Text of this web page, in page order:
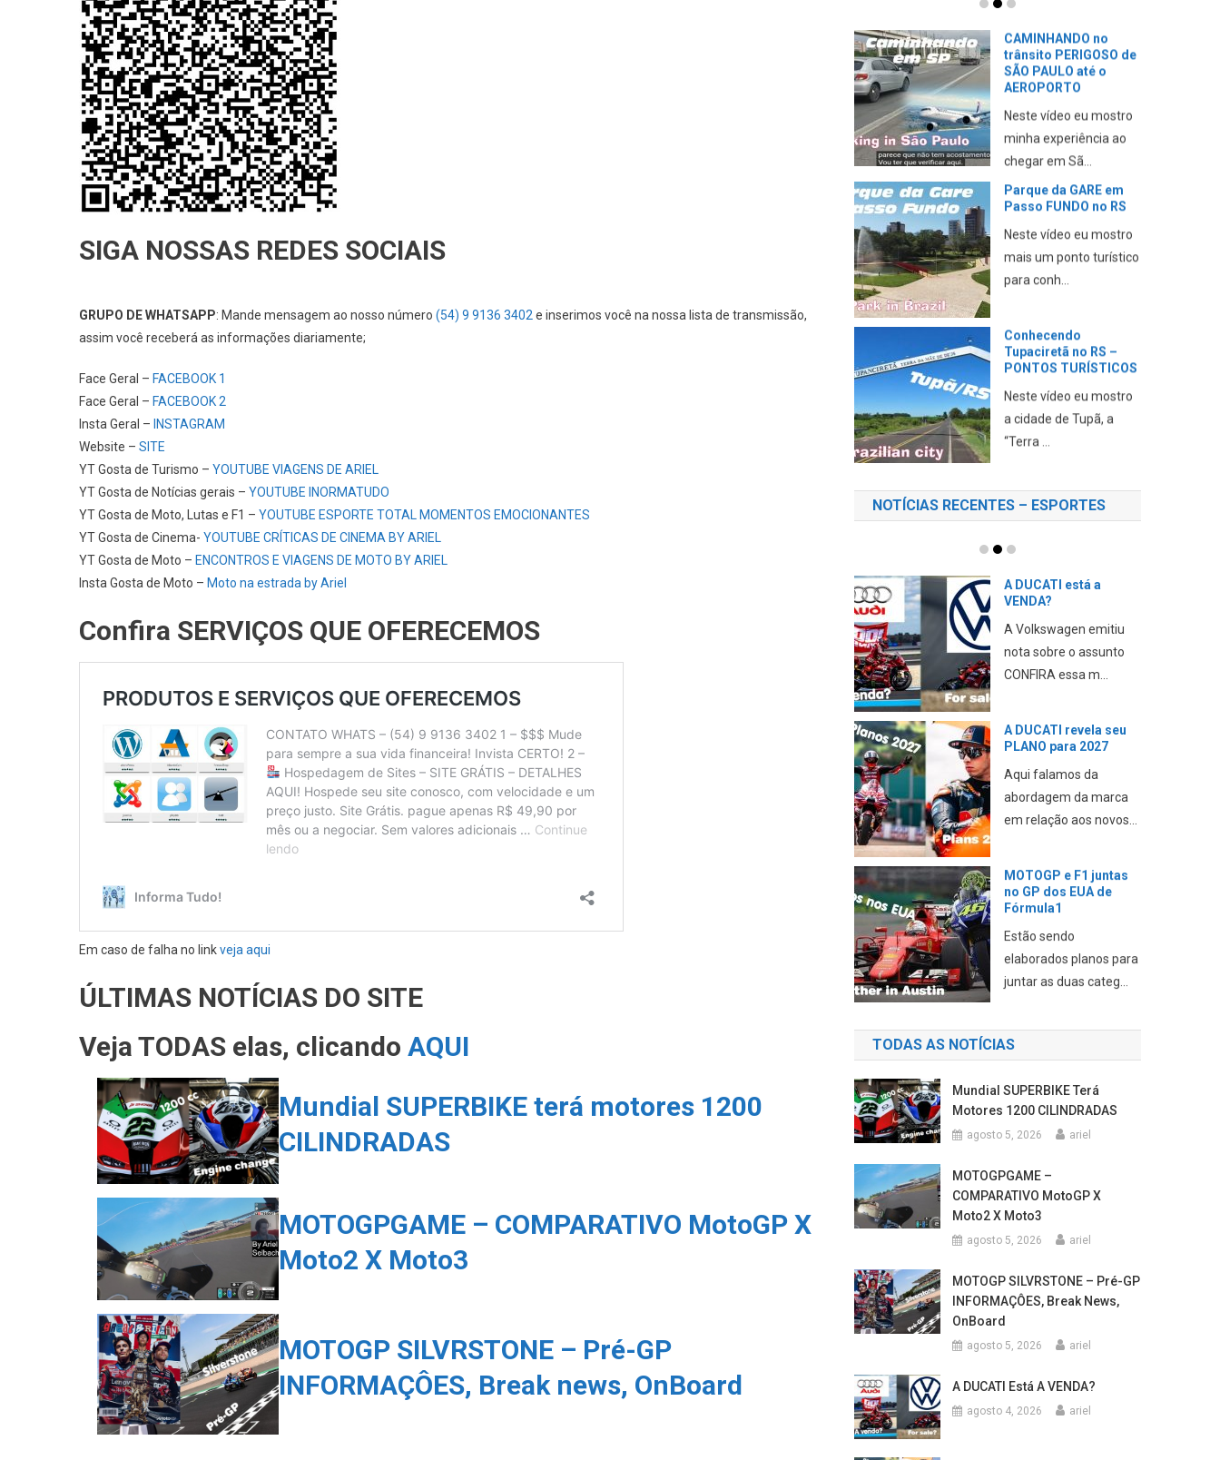
SIGA NOSSAS REDES SOCIAIS
GRUPO DE WHATSAPP: Mande mensagem ao nosso número (54) 9 9136 3402 e inserimos você na nossa lista de transmissão,
assim você receberá as informações diariamente;
Face Geral – FACEBOOK 1
Face Geral – FACEBOOK 2
Insta Geral – INSTAGRAM
Website – SITE
YT Gosta de Turismo – YOUTUBE VIAGENS DE ARIEL
YT Gosta de Notícias gerais – YOUTUBE INORMATUDO
YT Gosta de Moto, Lutas e F1 – YOUTUBE ESPORTE TOTAL MOMENTOS EMOCIONANTES
YT Gosta de Cinema- YOUTUBE CRÍTICAS DE CINEMA BY ARIEL
YT Gosta de Moto – ENCONTROS E VIAGENS DE MOTO BY ARIEL
Insta Gosta de Moto – Moto na estrada by Ariel
Confira SERVIÇOS QUE OFERECEMOS
Em caso de falha no linkveja aqui
ÚLTIMAS NOTÍCIAS DO SITE
Veja TODAS elas, clicando AQUI
Mundial SUPERBIKE terá motores 1200
CILINDRADAS
MOTOGPGAME – COMPARATIVO MotoGP X
Moto2 X Moto3
MOTOGP SILVRSTONE – Pré-GP
INFORMAÇÔES, Break news, OnBoard
CAMINHANDO no
trânsito PERIGOSO de
SÃO PAULO até o
AEROPORTO
Neste vídeo eu mostro
minha experiência ao
chegar em Sã...
Parque da GARE em
Passo FUNDO no RS
Neste vídeo eu mostro
mais um ponto turístico
para conh...
Conhecendo
Tupaciretã no RS –
PONTOS TURÍSTICOS
Neste vídeo eu mostro
a cidade de Tupã, a
“Terra ...
NOTÍCIAS RECENTES – ESPORTES
A DUCATI está a
VENDA?
A Volkswagen emitiu
nota sobre o assunto
CONFIRA essa m...
A DUCATI revela seu
PLANO para 2027
Aqui falamos da
abordagem da marca
em relação aos novos...
MOTOGP e F1 juntas
no GP dos EUA de
Fórmula1
Estão sendo
elaborados planos para
juntar as duas categ...
TODAS AS NOTÍCIAS
Mundial SUPERBIKE Terá
Motores 1200 CILINDRADAS
agosto 5, 2026 ariel
MOTOGPGAME –
COMPARATIVO MotoGP X
Moto2 X Moto3
agosto 5, 2026 ariel
MOTOGP SILVRSTONE – Pré-GP
INFORMAÇÔES, Break News,
OnBoard
agosto 5, 2026 ariel
A DUCATI Está A VENDA?
agosto 4, 2026 ariel